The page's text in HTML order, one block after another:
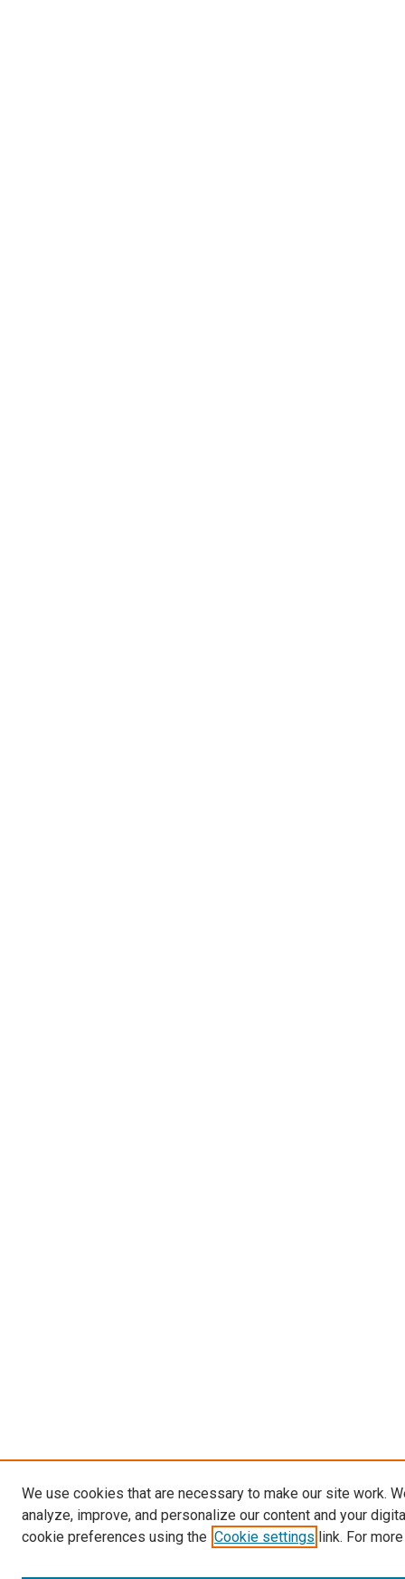
We use cookies that are necessary to make our site work.
analyze, improve, and personalize our content and your
cookie preferences using the Cookie settings link. For